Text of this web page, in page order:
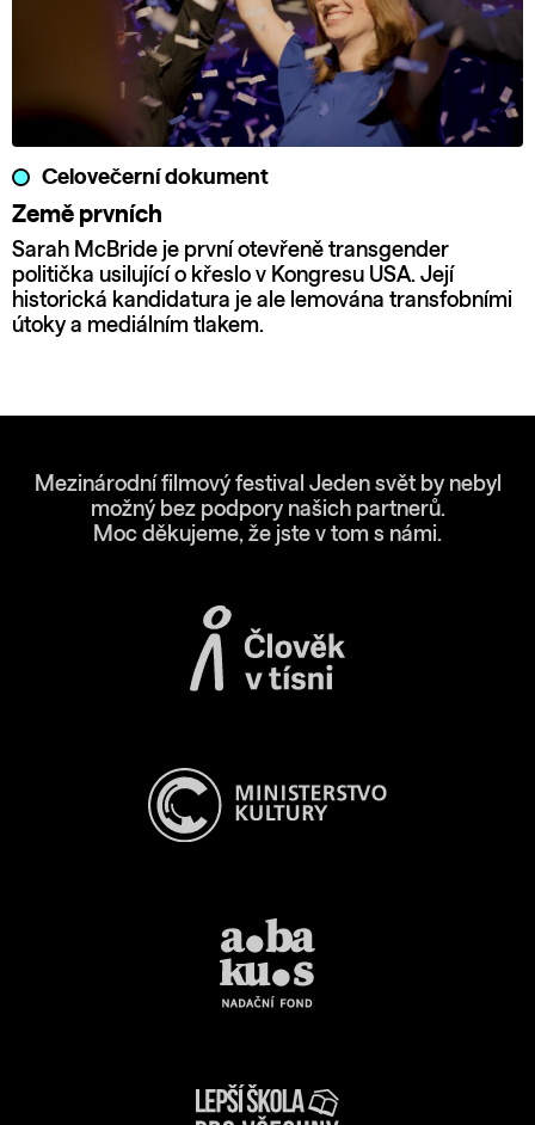
Celovečerní dokument
Země prvních
Sarah McBride je první otevřeně transgender
politička usilující o křeslo v Kongresu USA. Její
historická kandidatura je ale lemována transfobními
útoky a mediálním tlakem.
Mezinárodní filmový festival Jeden svět by nebyl
možný bez podpory našich partnerů.
Moc děkujeme, že jste v tom s námi.